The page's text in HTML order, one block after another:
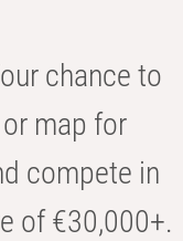
chance to
map for
compete in
of €30,000+.